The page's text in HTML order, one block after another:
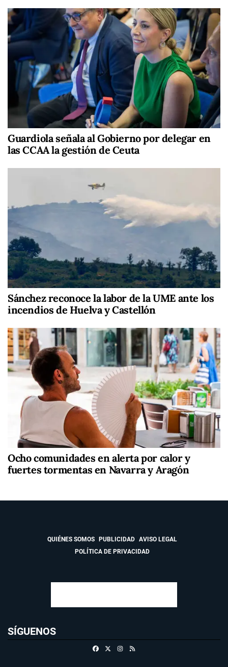
Guardiola señala al Gobierno por delegar en
las CCAA la gestión de Ceuta
Sánchez reconoce la labor de la UME ante los
incendios de Huelva y Castellón
Ocho comunidades en alerta por calor y
fuertes tormentas en Navarra y Aragón
QUIÉNES SOMOS PUBLICIDAD
AVISO LEGAL
POLÍTICA DE PRIVACIDAD
SÍGUENOS
FacebookInstagram